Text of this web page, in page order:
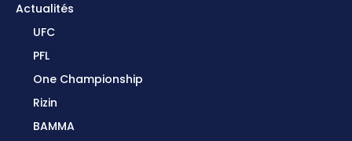
Actualités
UFC
PFL
One Championship
Rizin
BAMMA